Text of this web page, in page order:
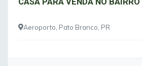
Aeroporto, Pato Branco, PR